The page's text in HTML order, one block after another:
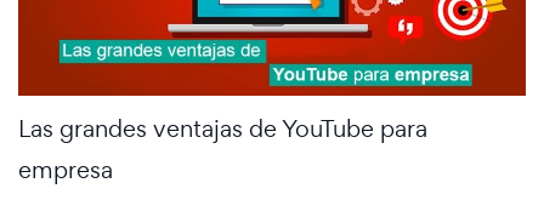
Las grandes ventajas de YouTube para
empresa